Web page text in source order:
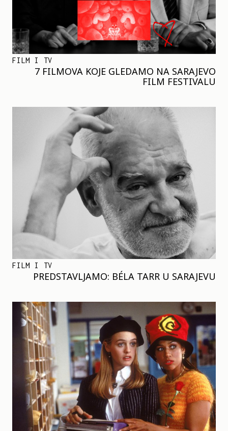
FILM I TV
7 FILMOVA KOJE GLEDAMO NA SARAJEVO
FILM FESTIVALU
FILM I TV
PREDSTAVLJAMO: BÉLA TARR U SARAJEVU